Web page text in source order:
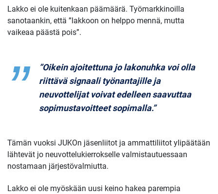
Lakko ei ole kuitenkaan päämäärä. Työmarkkinoilla
sanotaankin, että ”lakkoon on helppo mennä, mutta
vaikeaa päästä pois”.
”Oikein ajoitettuna jo lakonuhka voi olla
riittävä signaali työnantajille ja
neuvottelijat voivat edelleen saavuttaa
sopimustavoitteet sopimalla.”
Tämän vuoksi JUKOn jäsenliitot ja ammattiliitot ylipäätään
lähtevät jo neuvottelukierrokselle valmistautuessaan
nostamaan järjestövalmiutta.
Lakko ei ole myöskään uusi keino hakea parempia